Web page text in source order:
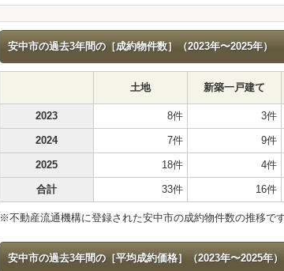
安中市の過去3年間の［成約物件数］（2023年〜2025年）
土地 新築一戸建て
2023 8件 3件
2024 7件 9件
2025 18件 4件
合計 33件 16件
※不動産流通機構に登録された安中市の成約物件数の推移です
安中市の過去3年間の［平均成約価格］（2023年〜2025年）